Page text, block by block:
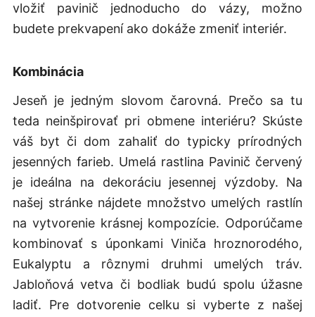
vložiť pavinič jednoducho do vázy, možno
budete prekvapení ako dokáže zmeniť interiér.
Kombinácia
Jeseň je jedným slovom čarovná. Prečo sa tu
teda neinšpirovať pri obmene interiéru? Skúste
váš byt či dom zahaliť do typicky prírodných
jesenných farieb. Umelá rastlina Pavinič červený
je ideálna na dekoráciu jesennej výzdoby. Na
našej stránke nájdete množstvo umelých rastlín
na vytvorenie krásnej kompozície. Odporúčame
kombinovať s úponkami Viniča hroznorodého,
Eukalyptu a rôznymi druhmi umelých tráv.
Jabloňová vetva či bodliak budú spolu úžasne
ladiť. Pre dotvorenie celku si vyberte z našej